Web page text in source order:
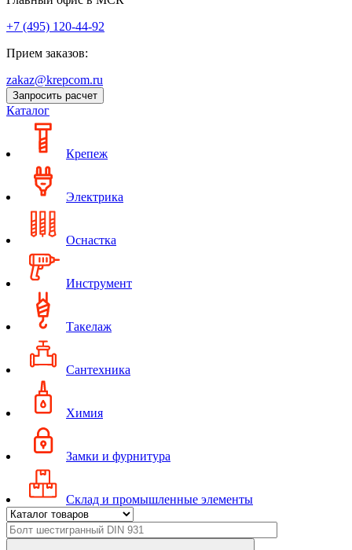
+7 (495) 120-44-92
Прием заказов:
zakaz@krepcom.ru
Запросить расчет
Каталог
Крепеж
Электрика
Оснастка
Инструмент
Такелаж
Сантехника
Химия
Замки и фурнитура
Склад и промышленные элементы